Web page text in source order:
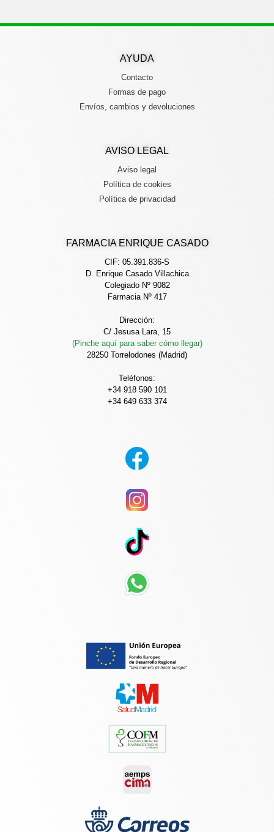
FARMACIA ENRIQUE CASADO
CIF: 05.391.836-S
D. Enrique Casado Villachica
Colegiado Nº 9082
Farmacia Nº 417
Dirección:
C/ Jesusa Lara, 15
(Pinche aquí para saber cómo llegar)
28250 Torrelodones (Madrid)
Teléfonos:
+34 918 590 101
+34 649 633 374
AVISO LEGAL
Aviso legal
Política de cookies
Política de privacidad
AYUDA
Contacto
Formas de pago
Envíos, cambios y devoluciones